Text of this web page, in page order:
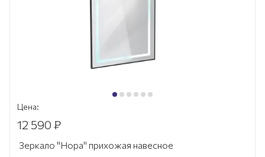
Цена:
12 590 ₽
Зеркало "Нора" прихожая навесное